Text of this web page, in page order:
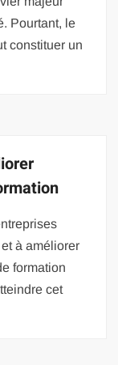
Pourtant, le
constituer un
à améliorer
formation
cet